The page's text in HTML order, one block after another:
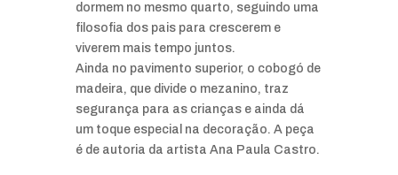
dormem no mesmo quarto, seguindo uma
filosofia dos pais para crescerem e
viverem mais tempo juntos.
Ainda no pavimento superior, o cobogó de
madeira, que divide o mezanino, traz
segurança para as crianças e ainda dá
um toque especial na decoração. A peça
é de autoria da artista Ana Paula Castro.